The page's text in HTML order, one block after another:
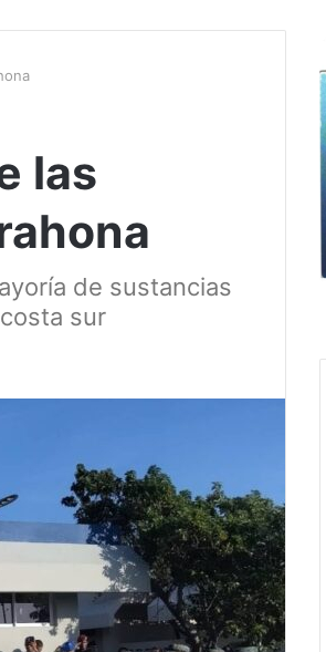
las
de sustancias
sur